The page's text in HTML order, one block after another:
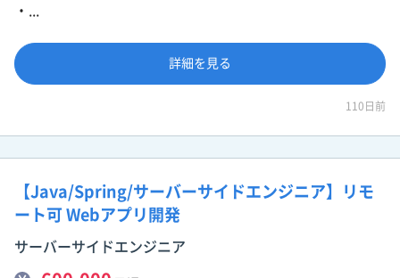
・...
詳細を見る
110日前
【Java/Spring/サーバーサイドエンジニア】リモ
ート可 Webアプリ開発
サーバーサイドエンジニア